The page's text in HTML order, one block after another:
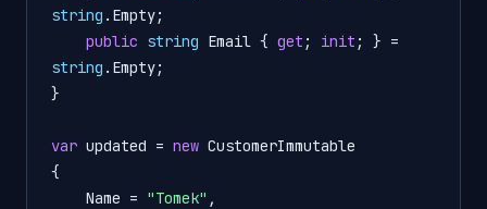
string .Empty;
public string Email { get ; init
string .Empty;
}
var updated = new CustomerImmutable
{
    Name =
"Tomek" ,